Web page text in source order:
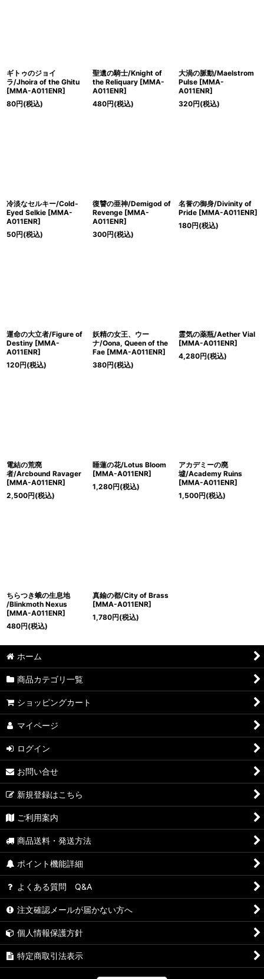
ギトゥのジョイ
ラ/Jhoira of the Ghitu
[MMA-A011ENR]
80円(税込)
聖遺の騎士/Knight of
the Reliquary [MMA-
A011ENR]
480円(税込)
大渦の脈動/Maelstrom
Pulse [MMA-
A011ENR]
320円(税込)
冷淡なセルキー/Cold-
Eyed Selkie [MMA-
A011ENR]
50円(税込)
復讐の亜神/Demigod of
Revenge [MMA-
A011ENR]
300円(税込)
名誉の御身/Divinity of
Pride [MMA-A011ENR]
180円(税込)
運命の大立者/Figure of
Destiny [MMA-
A011ENR]
120円(税込)
妖精の女王、ウー
ナ/Oona, Queen of the
Fae [MMA-A011ENR]
380円(税込)
霊気の薬瓶/Aether Vial
[MMA-A011ENR]
4,280円(税込)
電結の荒廃
者/Arcbound Ravager
[MMA-A011ENR]
2,500円(税込)
睡蓮の花/Lotus Bloom
[MMA-A011ENR]
1,280円(税込)
アカデミーの廃
墟/Academy Ruins
[MMA-A011ENR]
1,500円(税込)
ちらつき蛾の生息地
/Blinkmoth Nexus
[MMA-A011ENR]
480円(税込)
真鍮の都/City of Brass
[MMA-A011ENR]
1,780円(税込)
ホーム
商品カテゴリ一覧
ショッピングカート
マイページ
ログイン
お問い合せ
新規登録はこちら
ご利用案内
商品送料・発送方法
ポイント機能詳細
よくある質問 Q&A
注文確認メールが届かない方へ
個人情報保護方針
特定商取引法表示